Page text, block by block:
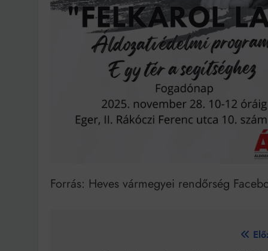
Forrás: Heves vármegyei rendőrség